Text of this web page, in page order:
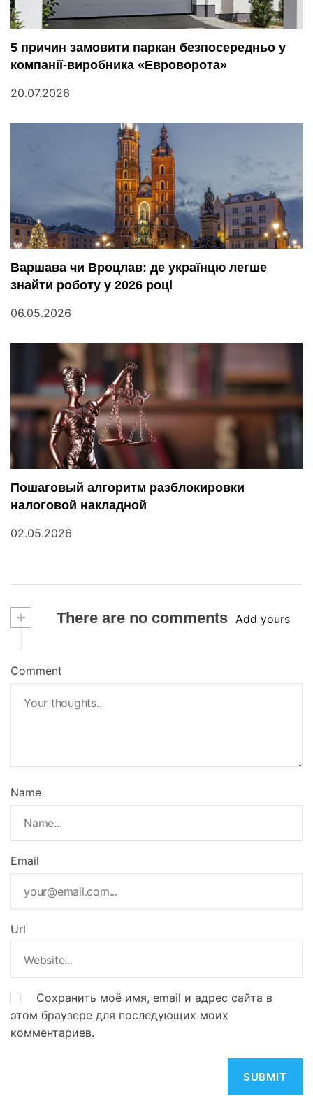
5 причин замовити паркан безпосередньо у
компанії-виробника «Евроворота»
20.07.2026
Варшава чи Вроцлав: де українцю легше
знайти роботу у 2026 році
06.05.2026
Пошаговый алгоритм разблокировки
налоговой накладной
02.05.2026
+ There are no comments Add yours
Comment
Name
Email
Url
Сохранить моё имя, email и адрес сайта в
этом браузере для последующих моих
комментариев.